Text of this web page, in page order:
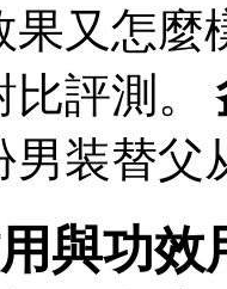
又怎麼
比評測。
男装替父
與功